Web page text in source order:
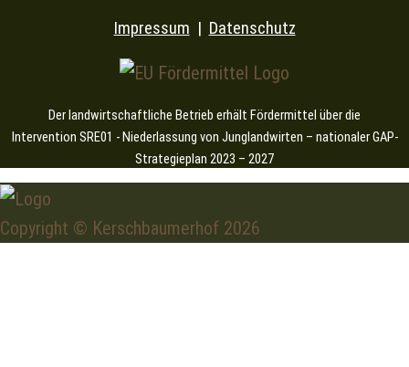
Impressum | Datenschutz
Der landwirtschaftliche Betrieb erhält Fördermittel über die
Intervention SRE01 - Niederlassung von Junglandwirten – nationaler GAP-
Strategieplan 2023 – 2027
Copyright © Kerschbaumerhof 2026